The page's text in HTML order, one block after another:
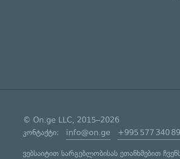
© On.ge LLC, 2015–2026
კონტაქტი: info@on.ge +995 577 340
ვებსაიტით სარგებლობისას ეთანხმებით